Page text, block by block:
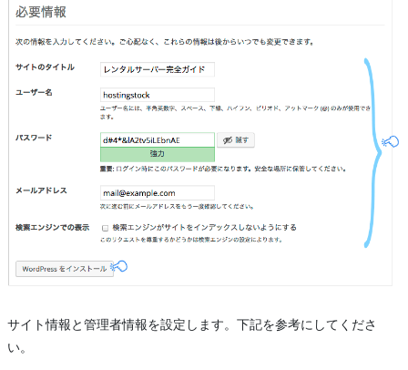
サイト情報と管理者情報を設定します。下記を参考にしてくださ
い。